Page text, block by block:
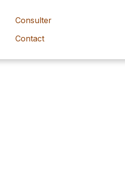
Consulter
Contact